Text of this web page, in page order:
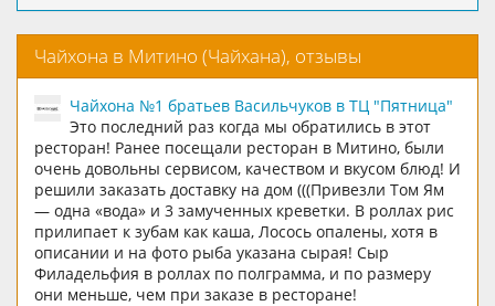
Чайхона в Митино (Чайхана), отзывы
Чайхона №1 братьев Васильчуков в ТЦ "Пятница"
Это последний раз когда мы обратились в этот
ресторан! Ранее посещали ресторан в Митино, были
очень довольны сервисом, качеством и вкусом блюд! И
решили заказать доставку на дом (((Привезли Том Ям
— одна «вода» и 3 замученных креветки. В роллах рис
прилипает к зубам как каша, Лосось опалены, хотя в
описании и на фото рыба указана сырая! Сыр
Филадельфия в роллах по полграмма, и по размеру
они меньше, чем при заказе в ресторане!